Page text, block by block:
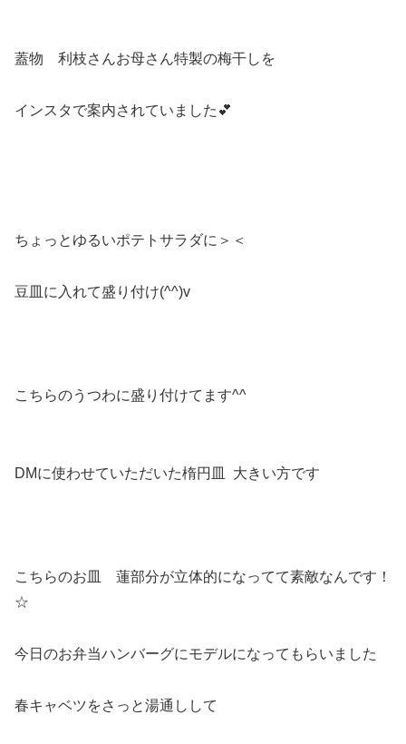
蓋物 利枝さんお母さん特製の梅干しを
インスタで案内されていました💕
ちょっとゆるいポテトサラダに＞＜
豆皿に入れて盛り付け(^^)v
こちらのうつわに盛り付けてます^^
DMに使わせていただいた楕円皿 大きい方です
こちらのお皿 蓮部分が立体的になってて素敵なんです！
☆
今日のお弁当ハンバーグにモデルになってもらいました
春キャベツをさっと湯通しして